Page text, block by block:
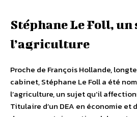
Stéphane Le Foll,
l’agriculture
Proche de François Hollande,
cabinet, Stéphane Le Foll a été
l’agriculture, un sujet qu’il
Titulaire d’un DEA en économie et